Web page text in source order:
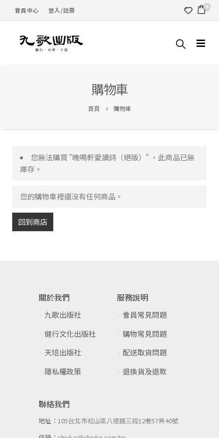
會員中心 登入/註冊 0
購物車
首頁 購物車
您無法購買 "晚鳴軒愛讀詩（絕版）" ，此商品已無
庫存。
您的購物車裡還沒有任何商品。
回到商店
關於我們
九歌出版社
健行文化出版社
天培出版社
隱私權政策
服務說明
會員常見問題
購物常見問題
配送取貨問題
退換貨及退款
聯絡我們
地址：105台北市松山區八德路三段12巷57弄40號